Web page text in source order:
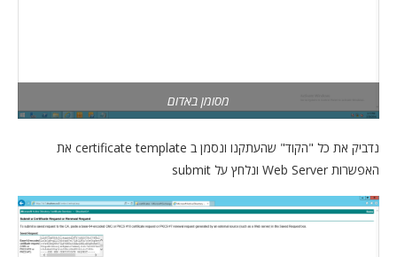
מסומן באדום
נדביק את כל "הקוד" שהעתקנו ונסמן ב certificate template את
האפשרות Web Server ונלחץ על submit